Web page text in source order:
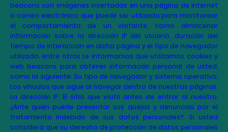
beacons son imágenes insertadas en una página de Internet
o correo electrónico, que puede ser utilizado para monitorear
el comportamiento de un visitante, como almacenar
información sobre la dirección IP del usuario, duración del
tiempo de interacción en dicha página y el tipo de navegador
utilizado, entre otros Le informamos que utilizamos cookies y
web beacons para obtener información personal de usted,
como la siguiente: Su tipo de navegador y sistema operativo.
Los vínculos que sigue al navegar dentro de nuestras páginas.
La dirección IP. El sitio que visitó antes de entrar al nuestro.
¿Ante quién puede presentar sus quejas y denuncias por el
tratamiento indebido de sus datos personales?: Si usted
considera que su derecho de protección de datos personales